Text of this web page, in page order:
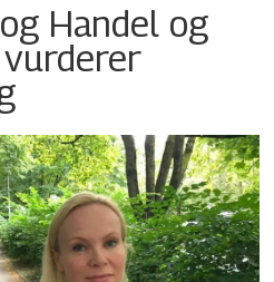
Handel og
vurderer